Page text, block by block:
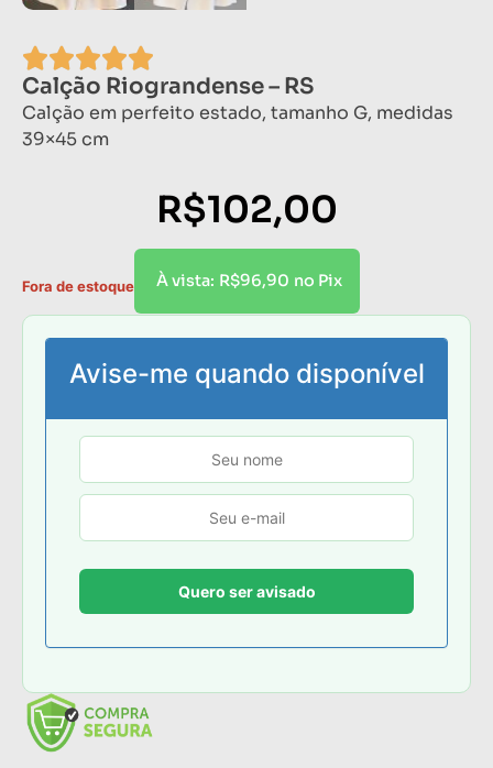
Calção Riograndense – RS
Calção em perfeito estado, tamanho G, medidas
39×45 cm
R$102,00
À vista: R$96,90 no Pix
Fora de estoque
Avise-me quando disponível